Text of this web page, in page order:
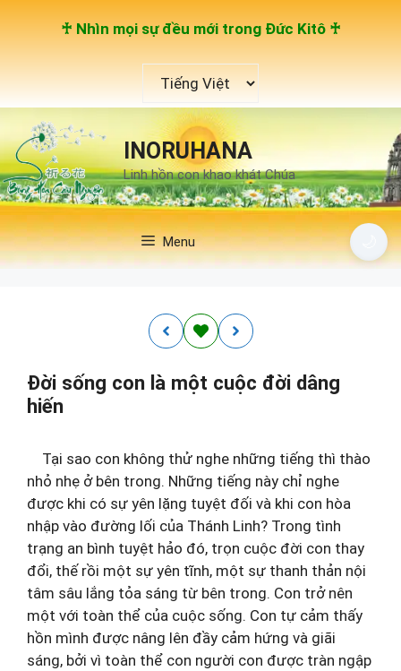
♰ Nhìn mọi sự đều mới trong Đức Kitô ♰
ngôn
ngữ
INORUHANA
Linh hồn con khao khát Chúa
Menu
Đời sống con là một cuộc đời dâng
hiến
Tại sao con không thử nghe những tiếng thì thào
nhỏ nhẹ ở bên trong. Những tiếng này chỉ nghe
được khi có sự yên lặng tuyệt đối và khi con hòa
nhập vào đường lối của Thánh Linh? Trong tình
trạng an bình tuyệt hảo đó, trọn cuộc đời con thay
đổi, thế rồi một sự yên tĩnh, một sự thanh thản nội
tâm sâu lắng tỏa sáng từ bên trong. Con trở nên
một với toàn thể của cuộc sống. Con tự cảm thấy
hồn mình được nâng lên đầy cảm hứng và giãi
sáng, bởi vì toàn thể con người con được tràn ngập